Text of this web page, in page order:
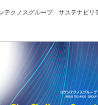
テクノスグループ サステナビリ